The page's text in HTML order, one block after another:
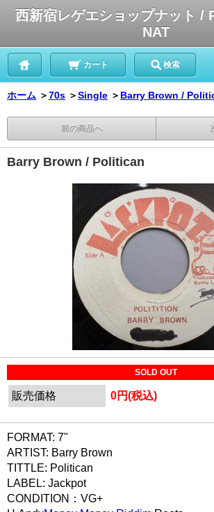
西新宿レゲエショップナット /
NAT
カート 検索
ホーム ＞70s ＞Single ＞ Barry Brown /
前の商品へ
Barry Brown / Politican
SOLD OUT
販売価格 0円(税込)
FORMAT: 7"
ARTIST: Barry Brown
TITTLE: Politican
LABEL: Jackpot
CONDITION：VG+